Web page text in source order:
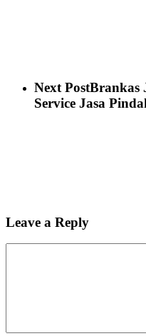
Next PostBrankas
Service Jasa
Leave a Reply